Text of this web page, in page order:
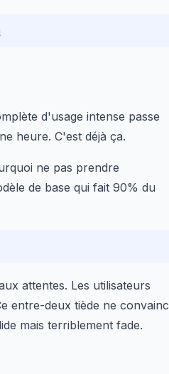
d'usage intense passe
heure. C'est déjà ça.
ne pas prendre
de base qui fait 90% du
attentes. Les utilisateurs
entre-deux tiède ne convainc
mais terriblement fade.